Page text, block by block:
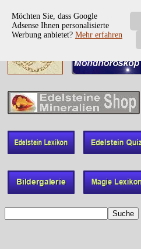
Möchten Sie, dass Google
Adsense Ihnen personalisierte
Werbung anbietet? Mehr erfahren